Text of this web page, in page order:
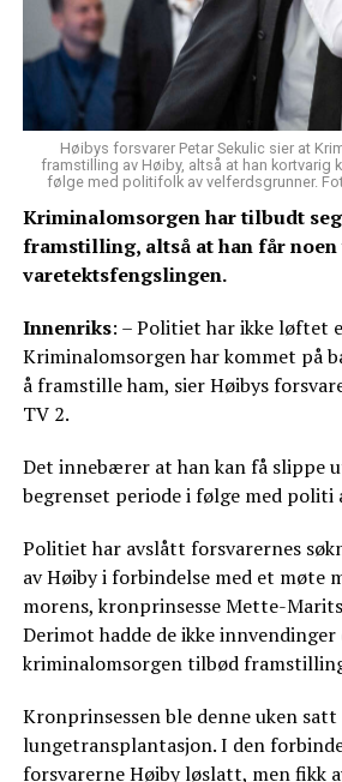
Høibys forsvarer Petar Sekulic sier at
framstilling av Høiby, altså at han kortvarig
følge med politifolk av velferdsgrunner.
Kriminalomsorgen har tilbudt
framstilling, altså at han får
varetektsfengslingen.
Innenriks: – Politiet har ikke løftet
Kriminalomsorgen har kommet på
å framstille ham, sier Høibys
TV 2.
Det innebærer at han kan få slippe
begrenset periode i følge med politi
Politiet har avslått forsvarernes
av Høiby i forbindelse med et møte
morens, kronprinsesse Mette-
Derimot hadde de ikke innvendinger
kriminalomsorgen tilbød
Kronprinsessen ble denne uken
lungetransplantasjon. I den
forsvarerne Høiby løslatt, men fikk